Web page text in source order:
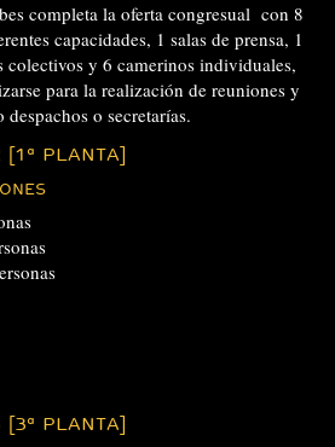
completa la oferta congresual con 8
capacidades, 1 salas de prensa, 1
colectivos y 6 camerinos individuales,
para la realización de reuniones y
o secretarías.
PLANTA]
PLANTA]